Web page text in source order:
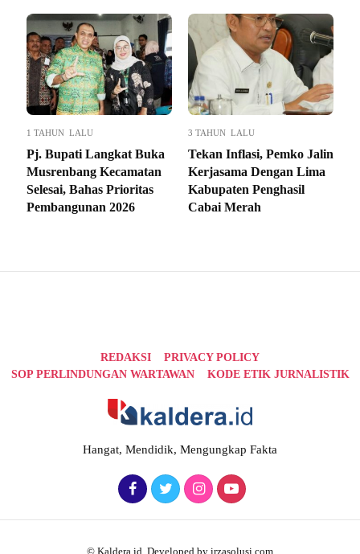
1 TAHUN LALU
Pj. Bupati Langkat Buka
Musrenbang Kecamatan
Selesai, Bahas Prioritas
Pembangunan 2026
3 TAHUN LALU
Tekan Inflasi, Pemko Jalin
Kerjasama Dengan Lima
Kabupaten Penghasil
Cabai Merah
REDAKSI
PRIVACY POLICY
SOP PERLINDUNGAN WARTAWAN
KODE ETIK JURNALISTIK
Hangat, Mendidik, Mengungkap Fakta
© Kaldera.id. Developed by irzasolusi.com